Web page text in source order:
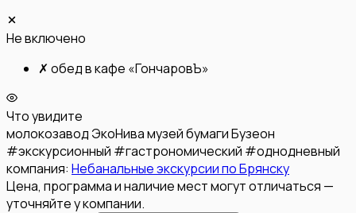
Не включено
✗ обед в кафе «ГончаровЪ»
Что увидите
молокозавод ЭкоНивамузей бумаги Бузеон
#экскурсионный #гастрономический #однодневный
компания: Небанальные экскурсии по Брянску
Цена, программа и наличие мест могут отличаться —
уточняйте у компании.